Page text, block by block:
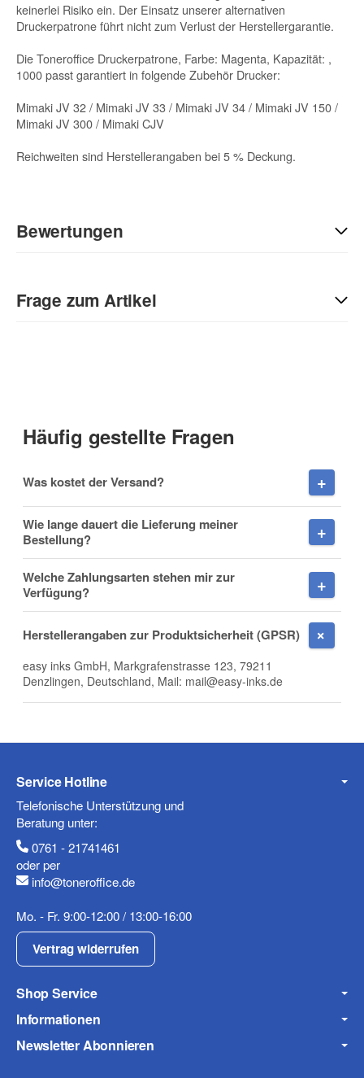
keinerlei Risiko ein. Der Einsatz unserer alternativen
Druckerpatrone führt nicht zum Verlust der Herstellergarantie.
Die Toneroffice Druckerpatrone, Farbe: Magenta, Kapazität: ,
1000 passt garantiert in folgende Zubehör Drucker:
Mimaki JV 32 / Mimaki JV 33 / Mimaki JV 34 / Mimaki JV 150 /
Mimaki JV 300 / Mimaki CJV
Reichweiten sind Herstellerangaben bei 5 % Deckung.
Bewertungen
Sie Anderen bei der Kaufentscheidung:
Frage zum Artikel
Nachname
Firma
Telefon
Mobiltelefon
Fax
Häufig gestellte Fragen
Was kostet der Versand?
Wie lange dauert die Lieferung meiner
Bestellung?
Welche Zahlungsarten stehen mir zur
Verfügung?
Herstellerangaben zur Produktsicherheit (GPSR)
easy inks GmbH, Markgrafenstrasse 123, 79211
Denzlingen, Deutschland, Mail: mail@easy-inks.de
Service Hotline
Telefonische Unterstützung und
Beratung unter:
0761 - 21741461
oder per
info@toneroffice.de
Mo. - Fr. 9:00-12:00 / 13:00-16:00
Vertrag widerrufen
Shop Service
Informationen
Newsletter Abonnieren